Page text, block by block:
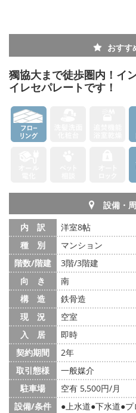
おすす
獨協大まで徒歩圏内！イ
イレセパレートです！
設備・
内 訳
洋室8帖
種 別
マンション
階数/階建
3階/3階建
向 き
南
構 造
鉄骨造
現 況
空室
入 居
即時
契約期間
2年
取引態様
一般媒介
駐車場
空有 5,500円/月
設備/条件
上水道 下水道 プ